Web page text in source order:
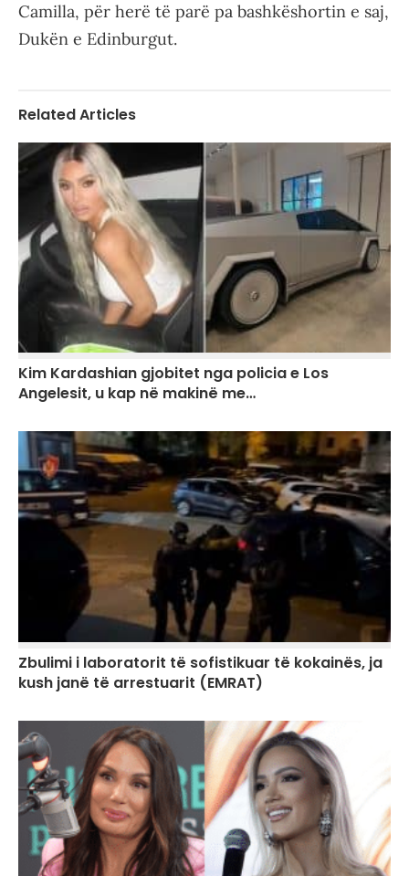
Camilla, për herë të parë pa bashkëshortin e saj,
Dukën e Edinburgut.
Related Articles
Kim Kardashian gjobitet nga policia e Los
Angelesit, u kap në makinë me…
Zbulimi i laboratorit të sofistikuar të kokainës, ja
kush janë të arrestuarit (EMRAT)